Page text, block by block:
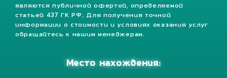
являются публичной офертой, определяемой
статьей 437 ГК РФ. Для получения точной
информации о стоимости и условиях оказания услуг
обращайтесь к нашим менеджерам.
Место нахождения: